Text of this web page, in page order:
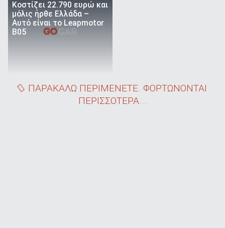
Κοστίζει 22.790 ευρώ και
μόλις ήρθε Ελλάδα –
Αυτό είναι το Leapmotor
B05
ΠΑΡΑΚΑΛΩ ΠΕΡΙΜΕΝΕΤΕ. ΦΟΡΤΩΝΟΝΤΑΙ
ΠΕΡΙΣΣΟΤΕΡΑ...